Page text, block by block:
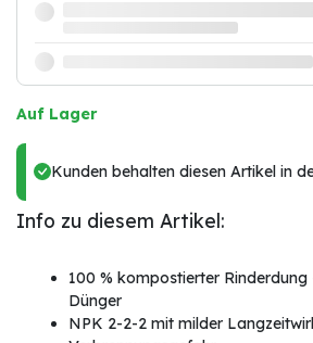
Auf Lager
Kunden behalten diesen Artikel in
Info zu diesem Artikel:
100 % kompostierter
Dünger
NPK 2-2-2 mit milder